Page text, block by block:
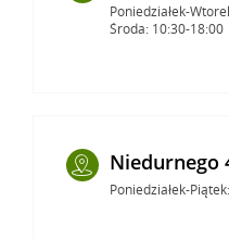
Poniedziałek-
Środa: 10:30-18:00
Niedurnego
Poniedziałek-